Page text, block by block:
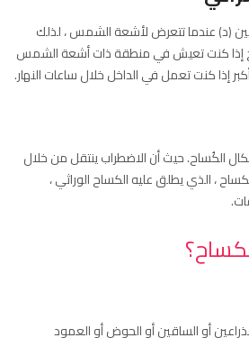
(د) عندما تتعرض لأشعة الشمس ، لذلك
إذا كنت تعيش في منطقة ذات أشعة الشمس
إذا كنت تعمل في الداخل خلال ساعات النهار.
الكُساح. حيث أن الاضطراب ينتقل من خلال
، الذي يطلق عليه الكساح الوراثي ،
أو الساقين أو الحوض أو العمود